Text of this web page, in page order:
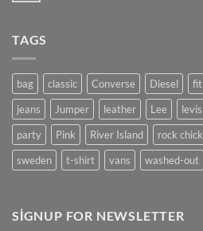
TAGS
bag classic Converse Diesel fit
jeans
Jumper leather Lee levis
party
Pink River Island rock chick
sweden
t-shirt vans washed-out
SIGNUP FOR NEWSLETTER